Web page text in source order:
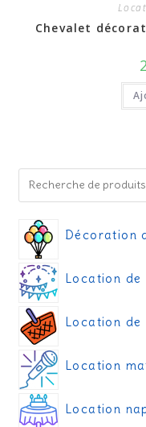
Chevalet
Décoration
Location
Location de
Location
Location